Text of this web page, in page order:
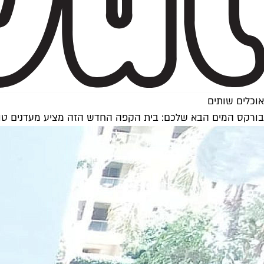
אוכלים שותים
בורקס המים הבא שלכם: בית הקפה החדש הזה מציע מעדנים